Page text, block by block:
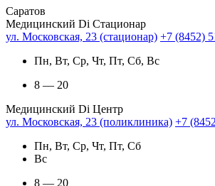
Саратов
Медицинский Di Стационар
ул. Московская, 23 (стационар) +7 (8452)
Пн, Вт, Ср, Чт, Пт, Сб, Вс
8 — 20
Медицинский Di Центр
ул. Московская, 23 (поликлиника) +7
Пн, Вт, Ср, Чт, Пт, Сб
Вс
8 — 20